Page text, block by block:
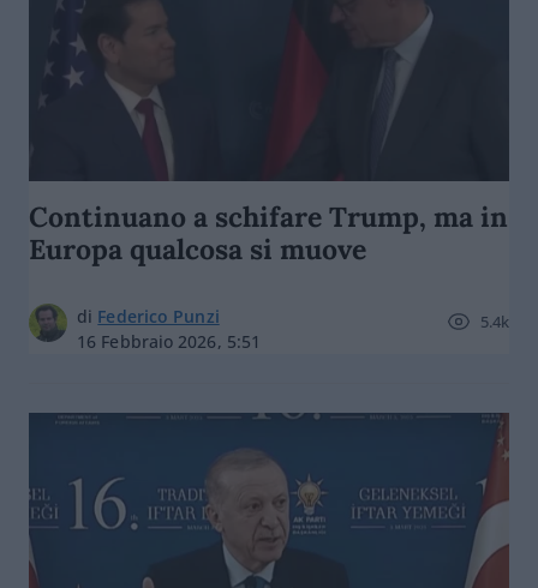
Continuano a schifare Trump, ma in
Europa qualcosa si muove
di Federico Punzi
16 Febbraio 2026, 5:51
5.4k